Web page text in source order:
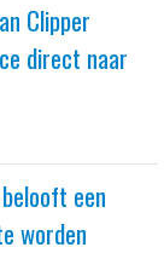
Clipper
direct naar
een
worden